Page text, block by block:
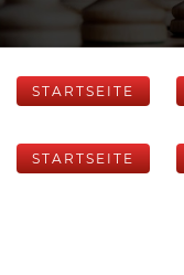
STARTSEITE
STARTSEITE